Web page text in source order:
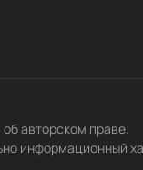
авторском праве.
информационный